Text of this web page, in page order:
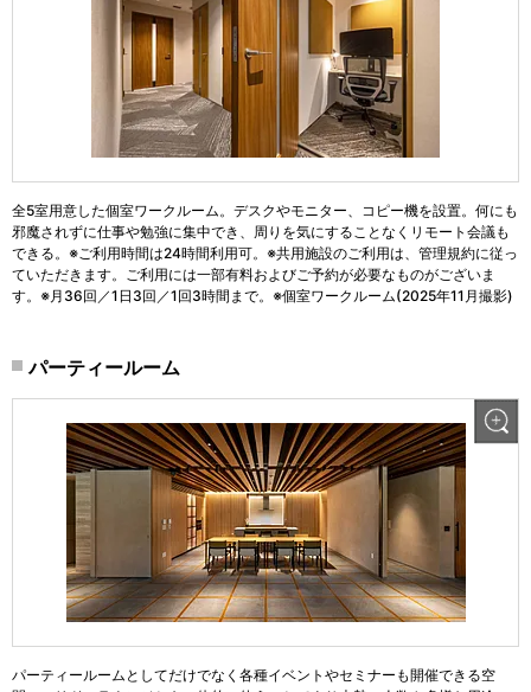
全5室用意した個室ワークルーム。デスクやモニター、コピー機を設置。何にも
邪魔されずに仕事や勉強に集中でき、周りを気にすることなくリモート会議も
できる。※ご利用時間は24時間利用可。※共用施設のご利用は、管理規約に従っ
ていただきます。ご利用には一部有料およびご予約が必要なものがございま
す。※月36回／1日3回／1回3時間まで。※個室ワークルーム(2025年11月撮影)
パーティールーム
パーティールームとしてだけでなく各種イベントやセミナーも開催できる空